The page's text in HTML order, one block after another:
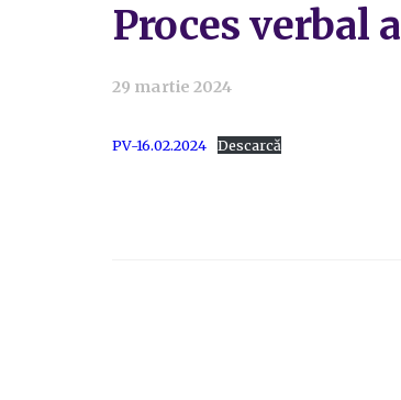
Proces verbal
29 martie 2024
PV-16.02.2024 Descarcă